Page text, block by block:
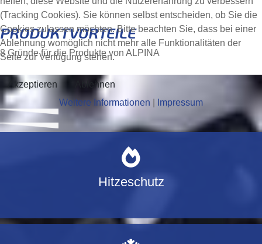
PRODUKTVORTEILE
8 Gründe für die Produkte von ALPINA
Hitzeschutz
(Tracking Cookies). Sie können selbst entscheiden, ob Sie die
Cookies zulassen möchten. Bitte beachten Sie, dass bei einer
Ablehnung womöglich nicht mehr alle Funktionalitäten der
Seite zur Verfügung stehen.
Akzeptieren
Ablehnen
Weitere Informationen
Impressum